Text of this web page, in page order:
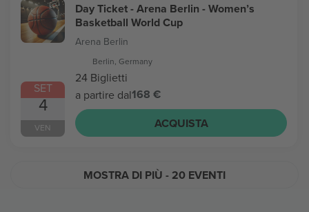
SET
4
VEN
Day Ticket - Arena Berlin - Women’s
Basketball World Cup
Arena Berlin
Berlin, Germany
24 Biglietti
a partire dal168 €
ACQUISTA
MOSTRA DI PIÙ - 20 EVENTI